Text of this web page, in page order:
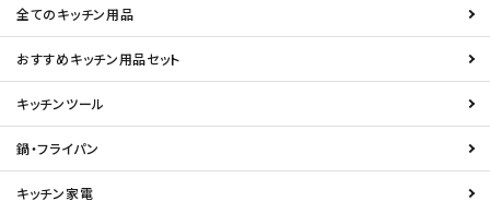
全てのキッチン用品
おすすめキッチン用品セット
キッチンツール
鍋・フライパン
キッチン家電